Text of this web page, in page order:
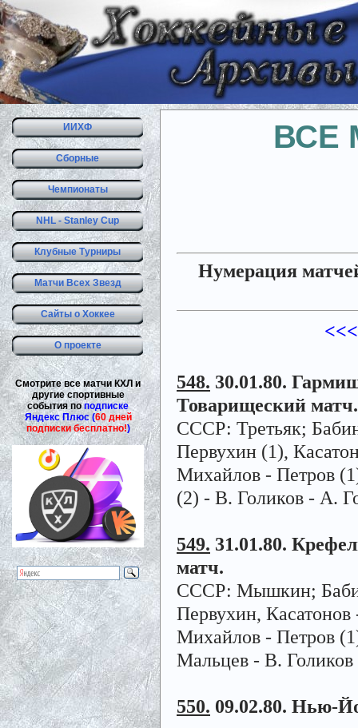
ИИХФ
Сборные
Чемпионаты
NHL - Stanley Cup
Клубные Турниры
Матчи Всех Звезд
Сайты о Хоккее
О проекте
Смотрите все матчи КХЛ и
другие спортивные
события поподписке
Яндекс Плюс (60 дней
подписки бесплатно!)
ВСЕ
Нумерация
548. 30.01.80.
Товарищеский матч.
СССР: Третьяк;
Первухин (1),
Михайлов - Петров
(2) - В. Голиков - А.
549. 31.01.80.
матч.
СССР: Мышкин;
Первухин, Касатонов
Михайлов - Петров
Мальцев - В.
550. 09.02.80. Нью-